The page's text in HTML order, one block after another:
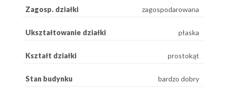
Zagosp. działki zagospodarowana
Ukształtowanie działki płaska
Kształt działki prostokąt
Stan budynku bardzo dobry